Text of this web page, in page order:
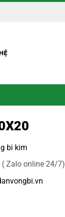
bi kim
( Zalo online 24/7)